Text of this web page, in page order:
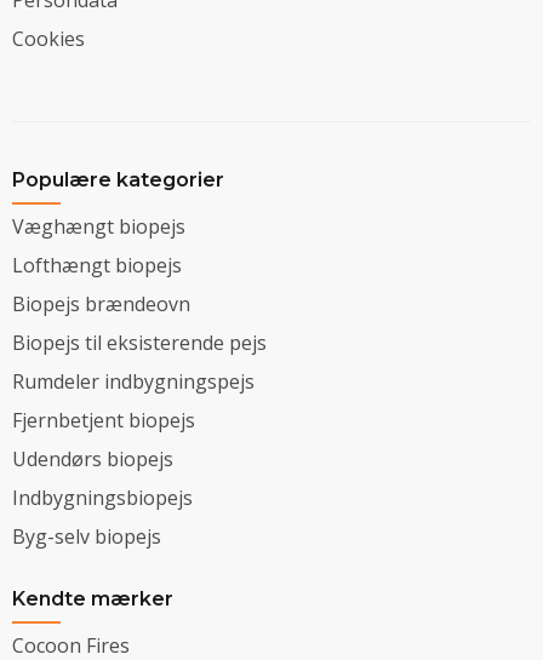
Cookies
Populære kategorier
Væghængt biopejs
Lofthængt biopejs
Biopejs brændeovn
Biopejs til eksisterende pejs
Rumdeler indbygningspejs
Fjernbetjent biopejs
Udendørs biopejs
Indbygningsbiopejs
Byg-selv biopejs
Kendte mærker
Cocoon Fires